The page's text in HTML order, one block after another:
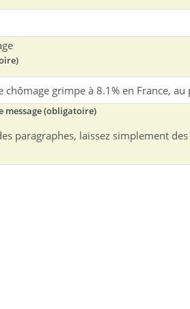
message (obligatoire)
paragraphes, laissez simplement